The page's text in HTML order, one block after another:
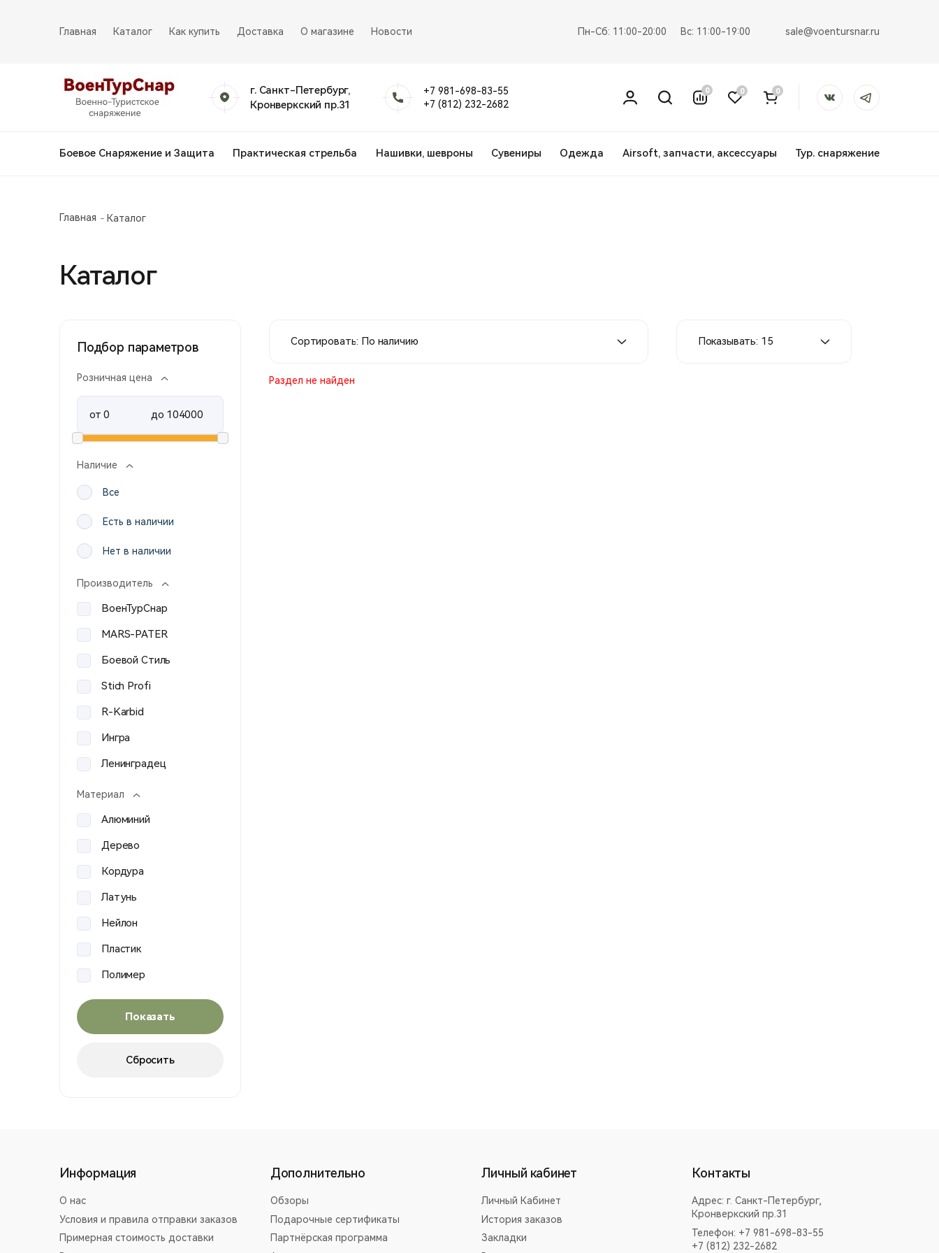
Главная Каталог Как купить Доставка О магазине Новости Пн-Сб: 11:00-20:00 Вс: 11:00-19:00 sale@voentursnar.ru
г. Санкт-Петербург,
Кронверкский пр.31
+7 981-698-83-55
+7 (812) 232-2682
0 0 0
Боевое Снаряжение и Защита Практическая стрельба Нашивки, шевроны Сувениры Одежда Airsoft, запчасти, аксессуары Тур. снаряжение
Главная Каталог
Каталог
Подбор параметров
Розничная цена
от до
Наличие
Все
Есть в наличии
Нет в наличии
Производитель
ВоенТурСнар
MARS-PATER
Боевой Стиль
Stich Profi
R-Karbid
Ингра
Ленинградец
Bolle
Veber
Азот
Техинком
9х39
A&K
AGM
Anatactical
ARES
ARMY
CYMA
DIBOYS
Материал
Алюминий
Дерево
Кордура
Латунь
Нейлон
Пластик
Полимер
Резина
Сортировать: По наличию Показывать: 15
Раздел не найден
Информация
О нас
Условия и правила отправки заказов
Примерная стоимость доставки
Дополнительно
Обзоры
Подарочные сертификаты
Партнёрская программа
Личный кабинет
Личный Кабинет
История заказов
Закладки
Контакты
Адрес:г. Санкт-Петербург,
Кронверкский пр.31
Телефон: +7 981-698-83-55
+7 (812) 232-2682